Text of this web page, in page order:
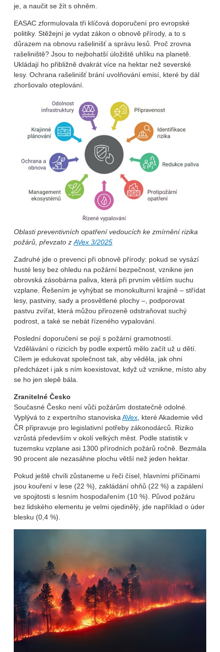
je, a naučit se žít s ohněm.
EASAC zformulovala tři klíčová doporučení pro evropské
politiky. Stěžejní je vydat zákon o obnově přírody, a to s
důrazem na obnovu rašelinišť a správu lesů. Proč zrovna
rašeliniště? Jsou to nejbohatší úložiště uhlíku na planetě.
Ukládají ho přibližně dvakrát více na hektar než severské
lesy. Ochrana rašelinišť brání uvolňování emisí, které by dál
zhoršovalo oteplování.
Oblasti preventivních opatření vedoucích ke zmírnění rizika
požárů, převzato z AVex 3/2025
Zadruhé jde o prevenci při obnově přírody: pokud se vysází
husté lesy bez ohledu na požární bezpečnost, vznikne jen
obrovská zásobárna paliva, která při prvním větším suchu
vzplane. Řešením je vyhýbat se monokulturní krajině – střídat
lesy, pastviny, sady a prosvětlené plochy –, podporovat
pastvu zvířat, která můžou přirozeně odstraňovat suchý
podrost, a také se nebát řízeného vypalování.
Poslední doporučení se pojí s požární gramotností.
Vzdělávání o rizicích by podle expertů mělo začít už u dětí.
Cílem je edukovat společnost tak, aby věděla, jak ohni
předcházet i jak s ním koexistovat, když už vznikne, místo aby
se ho jen slepě bála.
Zranitelné Česko
Současné Česko není vůči požárům dostatečně odolné.
Vyplývá to z expertního stanoviska AVex , které Akademie věd
ČR připravuje pro legislativní potřeby zákonodárců. Riziko
vzrůstá především v okolí velkých měst. Podle statistik v
tuzemsku vzplane asi 1300 přírodních požárů ročně. Bezmála
90 procent ale nezasáhne plochu větší než jeden hektar.
Pokud ještě chvíli zůstaneme u řeči čísel, hlavními příčinami
jsou kouření v lese (22 %), zakládání ohňů (22 %) a zapálení
ve spojitosti s lesním hospodařením (10 %). Původ požáru
bez lidského elementu je velmi ojedinělý, jde například o úder
blesku (0,4 %).